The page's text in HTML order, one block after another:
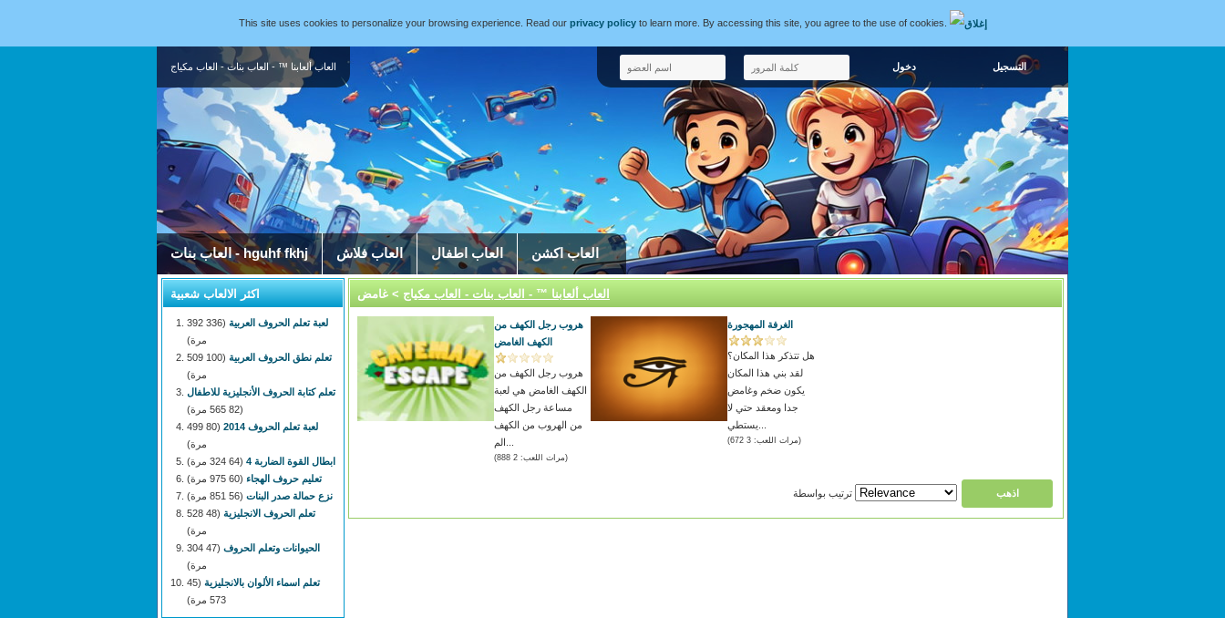
This site uses cookies to personalize your browsing experience. Read our privacy policyto learn more. By accessing this site, you agree to the use of cookies.
العاب ألعابنا ™ - العاب بنات - العاب مكياج التسجيل
العاب بنات - hguhf fkhj العاب فلاش العاب اطفال العاب اكشن
العاب ألعابنا ™ - العاب بنات - العاب مكياج > غامض
هروب رجل الكهف من
الكهف الغامض
هروب رجل الكهف من
الكهف الغامض هي لعبة
مساعة رجل الكهف
من الهروب من الكهف
(مرات اللعب: 2 888)
الغرفة المهجورة
هل تتذكر هذا المكان؟
لقد بني هذا المكان
يكون ضخم وغامض
جدا ومعقد حتي لا
(مرات اللعب: 3 672)
اكثر الالعاب شعبية
لعبة تعلم الحروف العربية
(336 392
مرة)
تعلم نطق الحروف العربية
(100 509
مرة)
تعلم كتابة الحروف الأنجليزية للاطفال
(82 565 مرة)
لعبة تعلم الحروف 2014
(80 499
مرة)
ابطال القوة الضاربة 4
(64 324 مرة)
تعليم حروف الهجاء (60 975 مرة)
نزع حمالة صدر البنات (56 851 مرة)
تعلم الحروف الانجليزية
(48 528
مرة)
الحيوانات وتعلم الحروف
(47 304
مرة)
تعلم اسماء الألوان بالانجليزية (45
573 مرة)